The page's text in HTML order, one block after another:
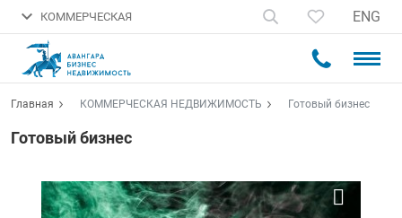
КОММЕРЧЕСКАЯ ENG
Главная КОММЕРЧЕСКАЯ НЕДВИЖИМОСТЬ Готовый бизнес
Готовый бизнес